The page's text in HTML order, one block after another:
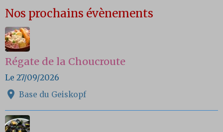
Nos prochains évènements
Régate de la Choucroute
Le 27/09/2026
Base du Geiskopf